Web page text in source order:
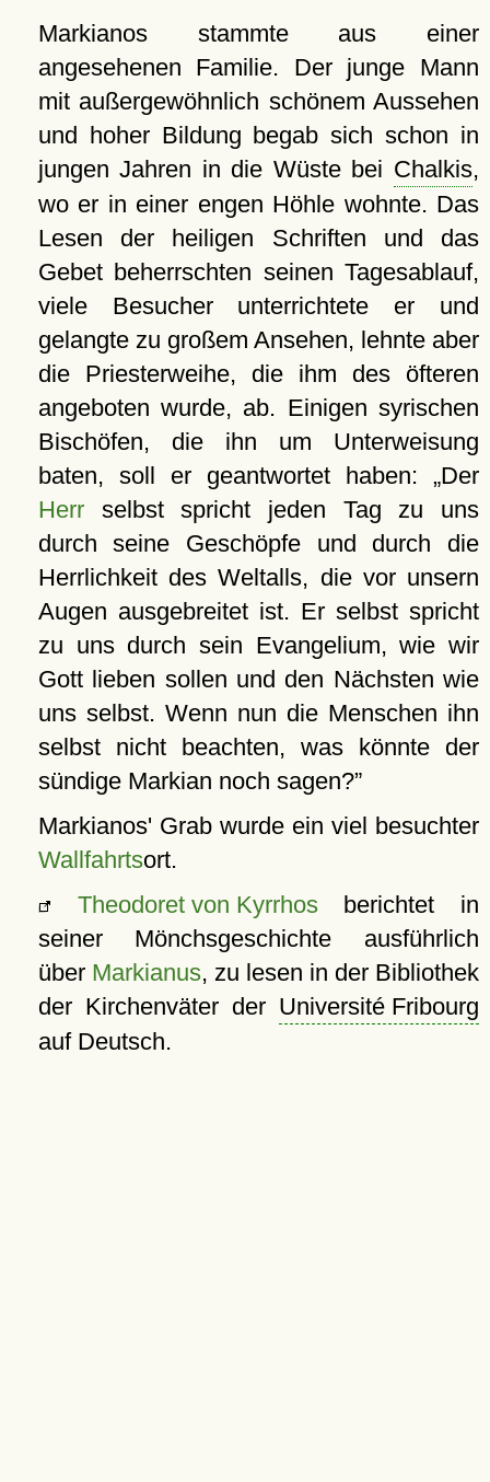
Markianos stammte aus einer
angesehenen Familie. Der junge Mann
mit außergewöhnlich schönem Aussehen
und hoher Bildung begab sich schon in
jungen Jahren in die Wüste bei Chalkis,
wo er in einer engen Höhle wohnte. Das
Lesen der heiligen Schriften und das
Gebet beherrschten seinen Tagesablauf,
viele Besucher unterrichtete er und
gelangte zu großem Ansehen, lehnte aber
die Priesterweihe, die ihm des öfteren
angeboten wurde, ab. Einigen syrischen
Bischöfen, die ihn um Unterweisung
baten, soll er geantwortet haben:
Der
Herrselbst spricht jeden Tag zu uns
durch seine Geschöpfe und durch die
Herrlichkeit des Weltalls, die vor unsern
Augen ausgebreitet ist. Er selbst spricht
zu uns durch sein Evangelium, wie wir
Gott lieben sollen und den Nächsten wie
uns selbst. Wenn nun die Menschen ihn
selbst nicht beachten, was könnte der
sündige Markian noch sagen?
Markianos' Grab wurde ein viel besuchter
Wallfahrtsort.
Theodoret von Kyrrhosberichtet in
seiner Mönchsgeschichte ausführlich
über Markianus, zu lesen in der Bibliothek
der Kirchenväter der Université Fribourg
auf Deutsch.